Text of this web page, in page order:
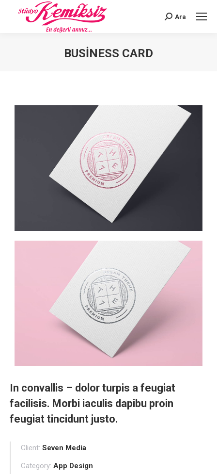
Search:
Ara
BUSINESS CARD
In convallis – dolor turpis a feugiat
facilisis. Morbi iaculis dapibu proin
feugiat tincidunt justo.
Client: Seven Media
Category: App Design